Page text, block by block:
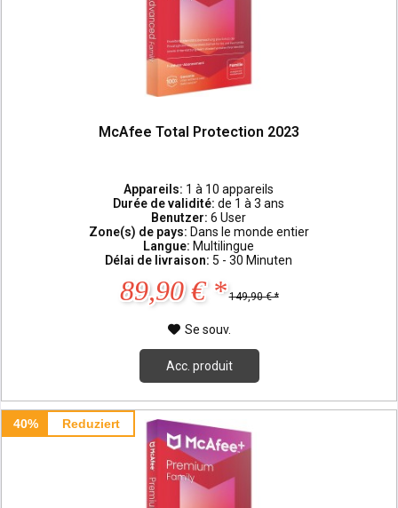
McAfee Total Protection 2023
Appareils: 1 à 10 appareils
Durée de validité:de 1 à 3 ans
Benutzer:6 User
Zone(s) de pays: Dans le monde entier
Langue: Multilingue
Délai de livraison: 5 - 30 Minuten
89,90 € * 149,90 € *
Se souv.
Acc. produit
40% Reduziert